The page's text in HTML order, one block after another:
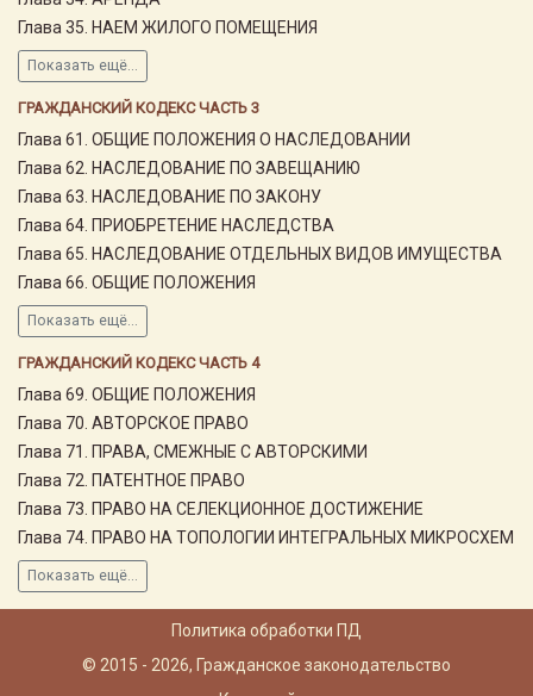
Глава 35. НАЕМ ЖИЛОГО ПОМЕЩЕНИЯ
Показать ещё...
ГРАЖДАНСКИЙ КОДЕКС ЧАСТЬ 3
Глава 61. ОБЩИЕ ПОЛОЖЕНИЯ О НАСЛЕДОВАНИИ
Глава 62. НАСЛЕДОВАНИЕ ПО ЗАВЕЩАНИЮ
Глава 63. НАСЛЕДОВАНИЕ ПО ЗАКОНУ
Глава 64. ПРИОБРЕТЕНИЕ НАСЛЕДСТВА
Глава 65. НАСЛЕДОВАНИЕ ОТДЕЛЬНЫХ ВИДОВ ИМУЩЕСТВА
Глава 66. ОБЩИЕ ПОЛОЖЕНИЯ
Показать ещё...
ГРАЖДАНСКИЙ КОДЕКС ЧАСТЬ 4
Глава 69. ОБЩИЕ ПОЛОЖЕНИЯ
Глава 70. АВТОРСКОЕ ПРАВО
Глава 71. ПРАВА, СМЕЖНЫЕ С АВТОРСКИМИ
Глава 72. ПАТЕНТНОЕ ПРАВО
Глава 73. ПРАВО НА СЕЛЕКЦИОННОЕ ДОСТИЖЕНИЕ
Глава 74. ПРАВО НА ТОПОЛОГИИ ИНТЕГРАЛЬНЫХ МИКРОСХЕМ
Показать ещё...
Политика обработки ПД
© 2015 - 2026, Гражданское законодательство